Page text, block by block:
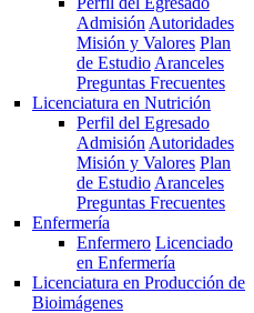
Admisión Autoridades
Misión y Valores Plan
de Estudio Aranceles
Preguntas Frecuentes
Licenciatura en Nutrición
Perfil del Egresado
Admisión Autoridades
Misión y Valores Plan
de Estudio Aranceles
Preguntas Frecuentes
Enfermería
Enfermero Licenciado
en Enfermería
Licenciatura en Producción de
Bioimágenes